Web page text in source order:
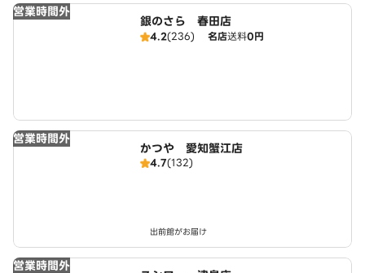
営業時間外
銀のさら 春田店
4.2(236) 名店送料0円
営業時間外
かつや 愛知蟹江店
4.7(132)
出前館がお届け
営業時間外